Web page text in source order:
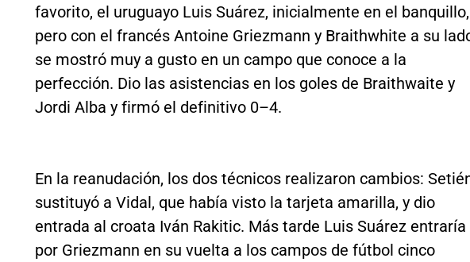
favorito, el uruguayo Luis Suárez, inicialmente en el banquillo,
pero con el francés Antoine Griezmann y Braithwhite a su
se mostró muy a gusto en un campo que conoce a la
perfección. Dio las asistencias en los goles de Braithwaite y
Jordi Alba y firmó el definitivo 0–4.
En la reanudación, los dos técnicos realizaron cambios:
sustituyó a Vidal, que había visto la tarjeta amarilla, y dio
entrada al croata Iván Rakitic. Más tarde Luis Suárez entraría
por Griezmann en su vuelta a los campos de fútbol cinco